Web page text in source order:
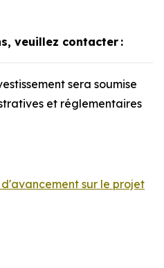
veuillez contacter :
sera soumise
et réglementaires
d'avancement sur le projet